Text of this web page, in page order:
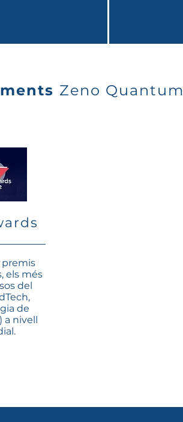
Zeno Quantum
premis
els més
del
de
a nivell